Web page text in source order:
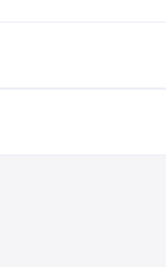
a duração exata
em tempo